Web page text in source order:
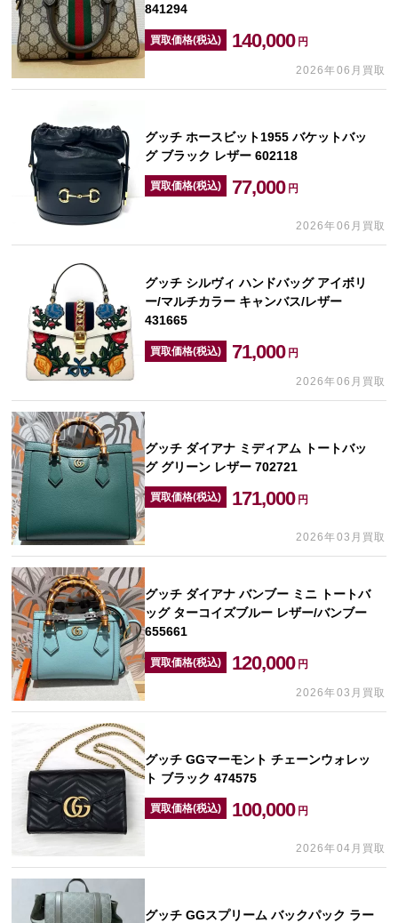
841294
買取価格(税込) 140,000 円
2026年06月買取
グッチ ホースビット1955 バケットバッ
グ ブラック レザー 602118
買取価格(税込) 77,000 円
2026年06月買取
グッチ シルヴィ ハンドバッグ アイボリ
ー/マルチカラー キャンバス/レザー
431665
買取価格(税込) 71,000 円
2026年06月買取
グッチ ダイアナ ミディアム トートバッ
グ グリーン レザー 702721
買取価格(税込) 171,000 円
2026年03月買取
グッチ ダイアナ バンブー ミニ トートバ
ッグ ターコイズブルー レザー/バンブー
655661
買取価格(税込) 120,000 円
2026年03月買取
グッチ GGマーモント チェーンウォレッ
ト ブラック 474575
買取価格(税込) 100,000 円
2026年04月買取
グッチ GGスプリーム バックパック ラー